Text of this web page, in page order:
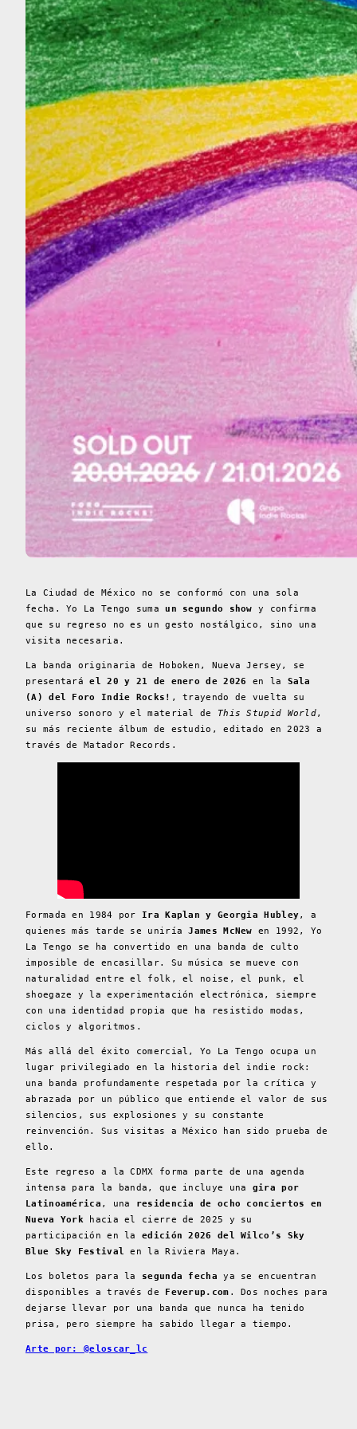
La Ciudad de México no se conformó con una sola
fecha. Yo La Tengo sumaun segundo show y confirma
que su regreso no es un gesto nostálgico, sino una
visita necesaria.
La banda originaria de Hoboken, Nueva Jersey, se
presentaráel 20 y 21 de enero de 2026 en la Sala
(A) del Foro Indie Rocks! , trayendo de vuelta su
universo sonoro y el material de This Stupid World,
su más reciente álbum de estudio, editado en 2023 a
través de Matador Records.
Formada en 1984 por Ira Kaplan y Georgia Hubley, a
quienes más tarde se uniríaJames McNew en 1992, Yo
La Tengo se ha convertido en una banda de culto
imposible de encasillar. Su música se mueve con
naturalidad entre el folk, el noise, el punk, el
shoegaze y la experimentación electrónica, siempre
con una identidad propia que ha resistido modas,
ciclos y algoritmos.
Más allá del éxito comercial, Yo La Tengo ocupa un
lugar privilegiado en la historia del indie rock:
una banda profundamente respetada por la crítica y
abrazada por un público que entiende el valor de sus
silencios, sus explosiones y su constante
reinvención. Sus visitas a México han sido prueba de
ello.
Este regreso a la CDMX forma parte de una agenda
intensa para la banda, que incluye una gira por
Latinoamérica , una residencia de ocho conciertos en
Nueva York hacia el cierre de 2025 y su
participación en laedición 2026 del Wilco’s Sky
Blue Sky Festival en la Riviera Maya.
Los boletos para la segunda fecha ya se encuentran
disponibles a través de Feverup.com . Dos noches para
dejarse llevar por una banda que nunca ha tenido
prisa, pero siempre ha sabido llegar a tiempo.
Arte por: @eloscar_lc